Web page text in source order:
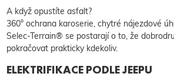
A když opustíte asfalt?
360° ochrana karoserie, chytré nájezdové
Selec-Terrain® se postarají o to, že
pokračovat prakticky kdekoliv.
ELEKTRIFIKACE PODLE JEEPU